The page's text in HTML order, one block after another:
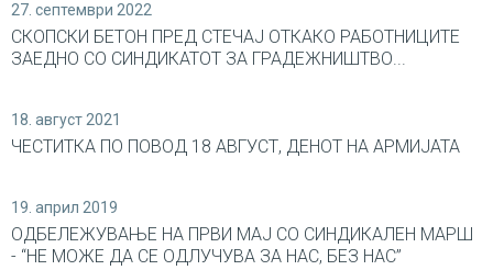
27. септември 2022
СКОПСКИ БЕТОН ПРЕД СТЕЧАЈ ОТКАКО РАБОТНИЦИТЕ
ЗАЕДНО СО СИНДИКАТОТ ЗА ГРАДЕЖНИШТВО...
18. август 2021
ЧЕСТИТКА ПО ПОВОД 18 АВГУСТ, ДЕНОТ НА АРМИЈАТА
19. април 2019
ОДБЕЛЕЖУВАЊЕ НА ПРВИ МАЈ СО СИНДИКАЛEН МАРШ
- “НЕ МОЖЕ ДА СЕ ОДЛУЧУВА ЗА НАС, БЕЗ НАС”